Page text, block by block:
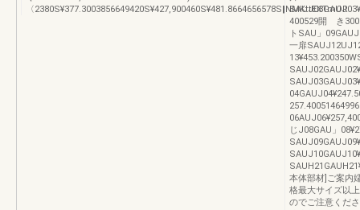
〈2380S¥377.3003856649420S¥427,900460S¥481.8664656578S‖NMKttEXTmOR
400529開 き
トSAU」
一扉
じJ08GAU」
本体部材]ご案内
格最大サイズ以
のでご注意くだ